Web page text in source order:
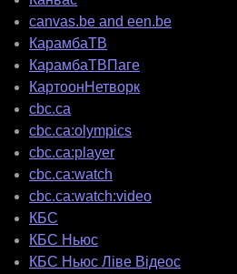
canvas.be and een.be
КарамбаТВ
КарамбаТВПаге
КартоонНетворк
cbc.ca
cbc.ca:olympics
cbc.ca:player
cbc.ca:watch
cbc.ca:watch:video
КБС
КБС Ньюс
КБС Ньюс Ліве Відеос